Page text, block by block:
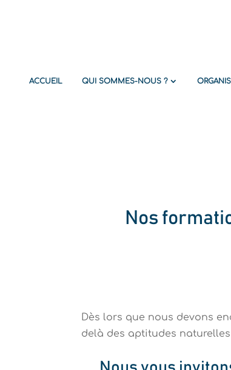
ACCUEIL QUI SOMMES-NOUS ?
Nos
Dès lors que nous devons
delà des aptitudes